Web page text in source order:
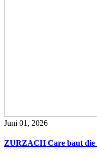
Juni 01, 2026
ZURZACH Care baut